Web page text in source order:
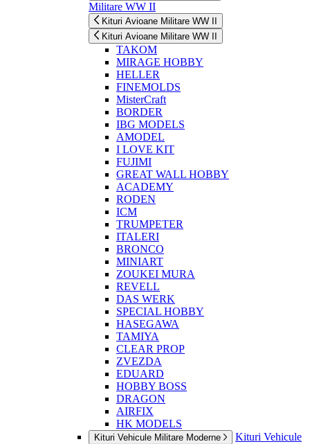
Militare WW II
Kituri Avioane Militare WW II
Kituri Avioane Militare WW II
TAKOM
MIRAGE HOBBY
HELLER
FINEMOLDS
MisterCraft
BORDER
IBG MODELS
AMODEL
I LOVE KIT
FUJIMI
GREAT WALL HOBBY
ACADEMY
RODEN
ICM
TRUMPETER
ITALERI
BRONCO
MINIART
ZOUKEI MURA
REVELL
DAS WERK
SPECIAL HOBBY
HASEGAWA
TAMIYA
CLEAR PROP
ZVEZDA
EDUARD
HOBBY BOSS
DRAGON
AIRFIX
HK MODELS
Kituri Vehicule Militare Moderne
Kituri Vehicule